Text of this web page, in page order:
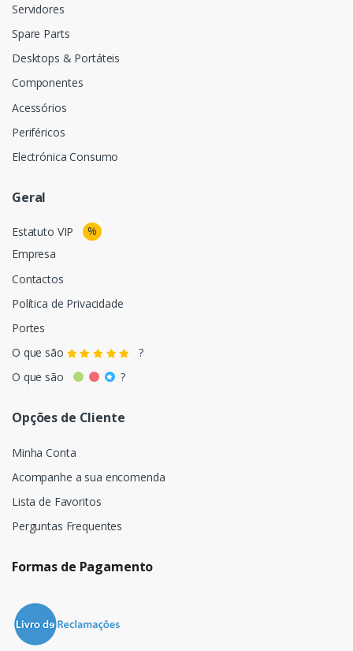
Servidores
Spare Parts
Desktops & Portáteis
Componentes
Acessórios
Periféricos
Electrónica Consumo
Geral
Estatuto VIP
%
Empresa
Contactos
Política de Privacidade
Portes
O que são
?
O que são
?
Opções de Cliente
Minha Conta
Acompanhe a sua encomenda
Lista de Favoritos
Perguntas Frequentes
Formas de Pagamento